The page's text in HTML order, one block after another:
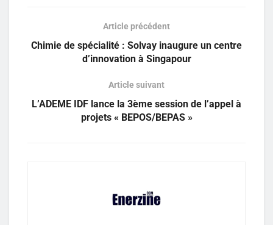
Article précédent
Chimie de spécialité : Solvay inaugure un centre
d’innovation à Singapour
Article suivant
L’ADEME IDF lance la 3ème session de l’appel à
projets « BEPOS/BEPAS »